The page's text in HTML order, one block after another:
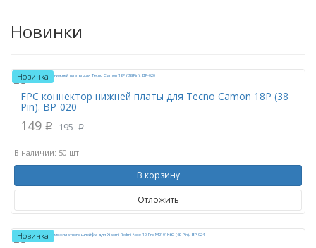
Новинки
Новинка
FPC коннектор нижней платы для Tecno Camon 18P (38
Pin). BP-020
149 p 195 p
В наличии: 50 шт.
В корзину
Отложить
Новинка